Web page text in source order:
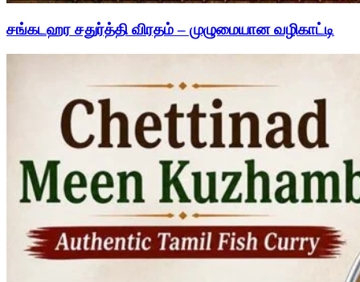
சங்கடஹர சதுர்த்தி விரதம் – முழுமையான வழிகாட்டி